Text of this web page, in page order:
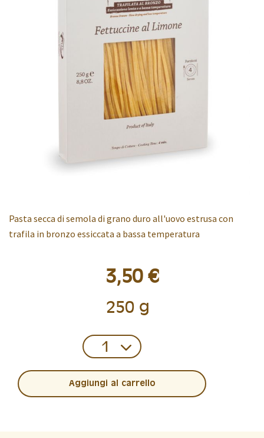
Pasta secca di semola di grano duro all'uovo estrusa con
trafila in bronzo essiccata a bassa temperatura
3,50 €
Confezione
250 g
Aggiungi al carrello